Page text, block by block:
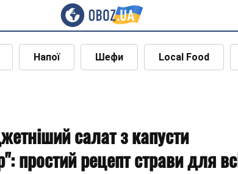
Напої Шефи Local Food
салат з капусти
простий рецепт страви для